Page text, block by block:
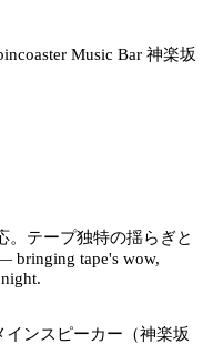
。テープ独特の揺らぎと
bringing tape's wow,